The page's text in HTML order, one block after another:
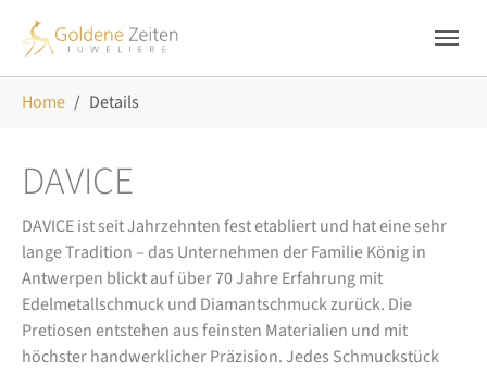
Home Details
DAVICE
DAVICE ist seit Jahrzehnten fest etabliert und hat eine sehr
lange Tradition – das Unternehmen der Familie König in
Antwerpen blickt auf über 70 Jahre Erfahrung mit
Edelmetallschmuck und Diamantschmuck zurück. Die
Pretiosen entstehen aus feinsten Materialien und mit
höchster handwerklicher Präzision. Jedes Schmuckstück